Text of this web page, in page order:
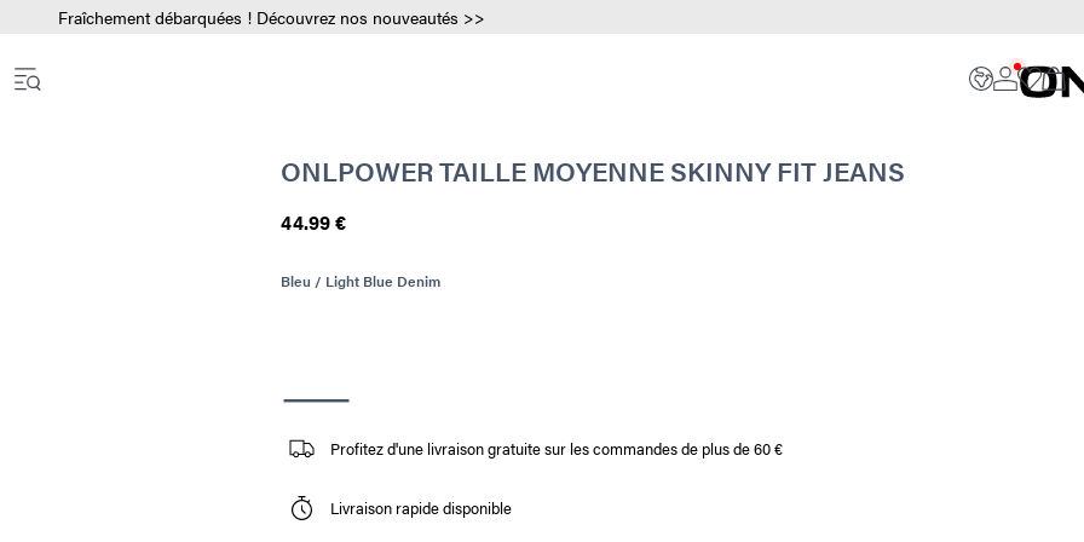
Fraîchement débarquées ! Découvrez nos nouveautés >>
ONLPOWER TAILLE MOYENNE SKINNY FIT JEANS
44.99 €
Bleu / Light Blue Denim
Profitez d'une livraison gratuite sur les commandes de plus de 60 €
Livraison rapide disponible